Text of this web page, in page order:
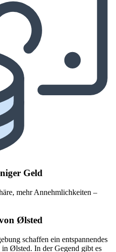
Geld
mehr Annehmlichkeiten –
Ølsted
schaffen ein entspannendes
Ølsted. In der Gegend gibt es